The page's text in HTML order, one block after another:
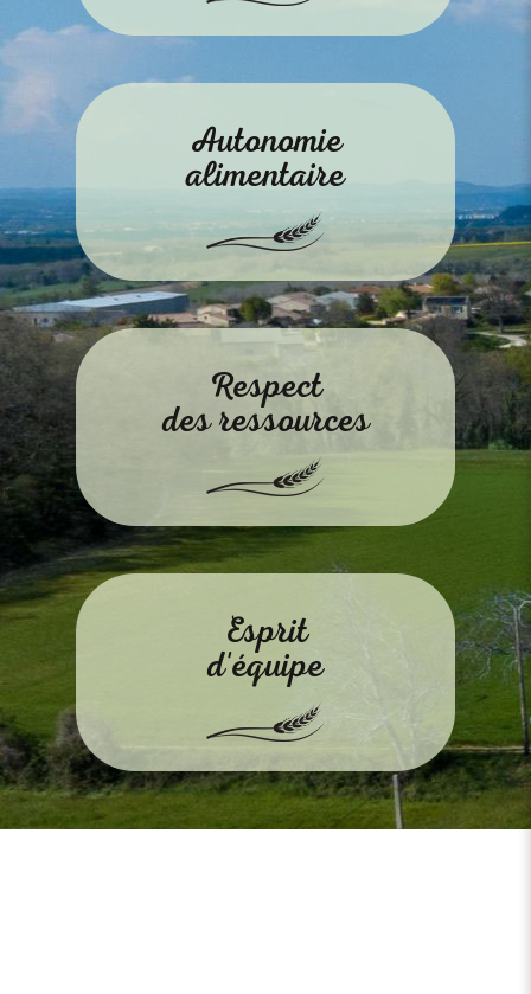
Autonomie
alimentaire
Respect
des ressources
Esprit
d'équipe